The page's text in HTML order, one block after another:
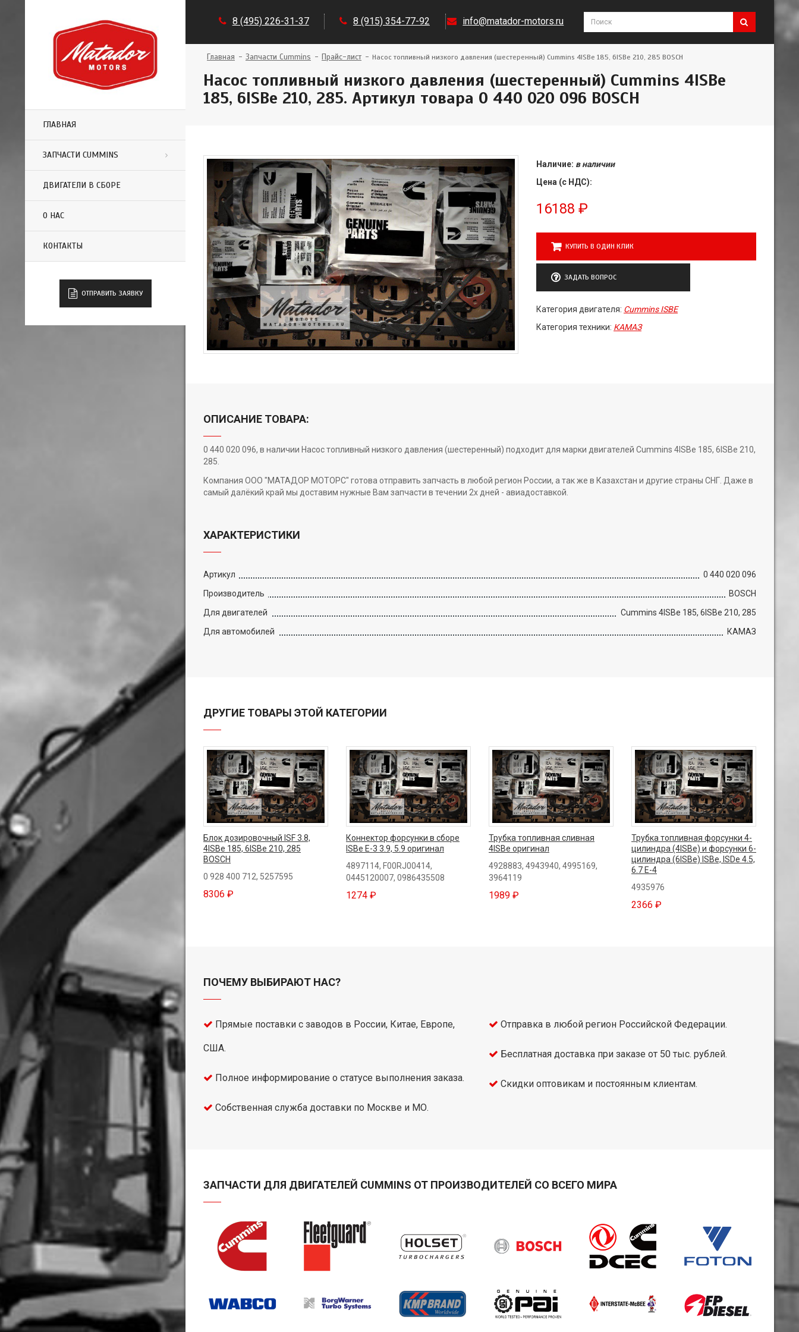
ГЛАВНАЯ
ЗАПЧАСТИ CUMMINS
ДВИГАТЕЛИ В СБОРЕ
О НАС
КОНТАКТЫ
ОТПРАВИТЬ ЗАЯВКУ
8 (495) 226-31-37 8 (915) 354-77-92 info@matador-motors.ru
Главная Запчасти Cummins Прайс-лист Насос топливный низкого давления (шестеренный) Cummins 4ISBe 185, 6ISBe 210, 285 BOSCH
Насос топливный низкого давления (шестеренный) Cummins 4ISBe
185, 6ISBe 210, 285. Артикул товара 0 440 020 096 BOSCH
Наличие: в наличии
Цена (с НДС):
16188 ₽
КУПИТЬ В ОДИН КЛИК
ЗАДАТЬ ВОПРОС
Категория двигателя: Cummins ISBE
Категория техники: КАМАЗ
ОПИСАНИЕ ТОВАРА:
0 440 020 096, в наличии Насос топливный низкого давления (шестеренный) подходит для марки двигателей Cummins 4ISBe 185, 6ISBe 210,
285.
Компания ООО "МАТАДОР МОТОРС" готова отправить запчасть в любой регион России, а так же в Казахстан и другие страны СНГ. Даже в
самый далёкий край мы доставим нужные Вам запчасти в течении 2х дней - авиадоставкой.
ХАРАКТЕРИСТИКИ
Артикул
0 440 020 096
Производитель
BOSCH
Для двигателей
Cummins 4ISBe 185, 6ISBe 210, 285
Для автомобилей
КАМАЗ
ДРУГИЕ ТОВАРЫ ЭТОЙ КАТЕГОРИИ
Блок дозировочный ISF 3.8,
4ISBe 185, 6ISBe 210, 285
BOSCH
0 928 400 712, 5257595
8306 ₽
Коннектор форсунки в сборе
ISBe E-3 3.9, 5.9 оригинал
4897114, F00RJ00414,
0445120007, 0986435508
1274 ₽
Трубка топливная сливная
4ISBe оригинал
4928883, 4943940, 4995169,
3964119
1989 ₽
Трубка топливная форсунки 4-
цилиндра (4ISBe) и форсунки 6-
цилиндра (6ISBe) ISBe, ISDe 4.5,
6.7 E-4
4935976
2366 ₽
ПОЧЕМУ ВЫБИРАЮТ НАС?
Прямые поставки с заводов в России, Китае, Европе,
США.
Полное информирование о статусе выполнения заказа.
Собственная служба доставки по Москве и МО.
Отправка в любой регион Российской Федерации.
Бесплатная доставка при заказе от 50 тыс. рублей.
Скидки оптовикам и постоянным клиентам.
ЗАПЧАСТИ ДЛЯ ДВИГАТЕЛЕЙ CUMMINS ОТ ПРОИЗВОДИТЕЛЕЙ СО ВСЕГО МИРА